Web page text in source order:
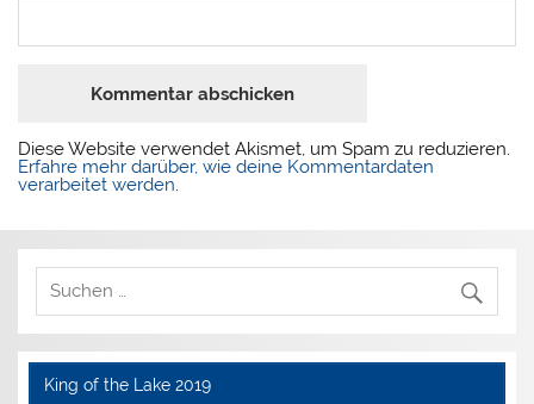
Diese Website verwendet Akismet, um Spam zu reduzieren.
Erfahre mehr darüber, wie deine Kommentardaten
verarbeitet werden.
King of the Lake 2019